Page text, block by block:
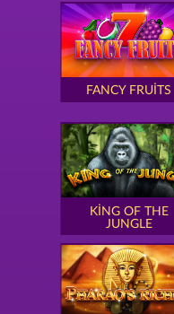
FANCY FRUITS
KING OF THE
JUNGLE